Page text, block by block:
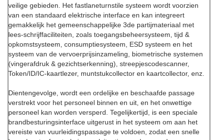
veilige gebieden. Het fastlaneturnstile systeem wordt voorzien
van een standaard elektrische interface en kan integreert
gemakkelijk het gemeenschappelijke 3de partijmateriaal met
lees-schrijffaciliteiten, zoals toegangsbeheersysteem, tijd &
opkomstsysteem, consumptiesysteem, ESD systeem en het
systeem van de vervoerprijsinzameling, biometrische systemen
(vingerafdruk & gezichtserkenning), streepjescodescanner,
Token/ID/IC-kaartlezer, muntstukcollector en kaartcollector, enz.
Dientengevolge, wordt een ordelijke en beschaafde passage
verstrekt voor het personeel binnen en uit, en het onwettige
personeel kan worden versperd. Tegelijkertijd, is een speciale
brandbesturingsinterface uitgerust in het systeem om aan het
vereiste van vuurleidingspassage te voldoen, zodat een snelle